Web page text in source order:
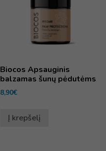
Biocos Apsauginis
balzamas šunų pėdutėms
8,90€
Į krepšelį